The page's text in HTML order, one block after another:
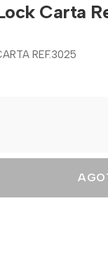
Carta
REF.3025